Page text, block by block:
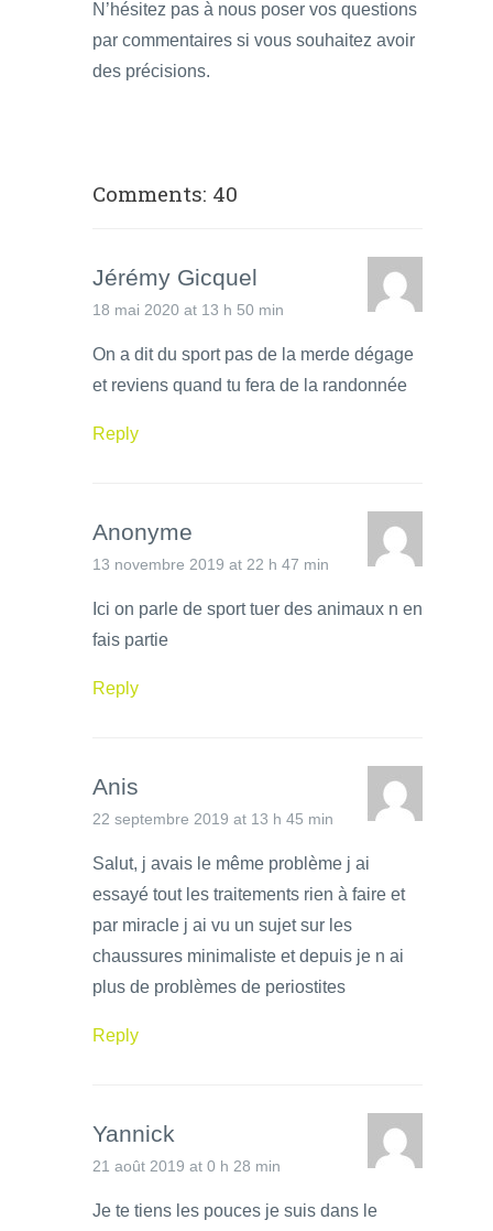
N’hésitez pas à nous poser vos questions
par commentaires si vous souhaitez avoir
des précisions.
Comments: 40
Jérémy Gicquel
18 mai 2020 at 13 h 50 min
On a dit du sport pas de la merde dégage
et reviens quand tu fera de la randonnée
Reply
Anonyme
13 novembre 2019 at 22 h 47 min
Ici on parle de sport tuer des animaux n en
fais partie
Reply
Anis
22 septembre 2019 at 13 h 45 min
Salut, j avais le même problème j ai
essayé tout les traitements rien à faire et
par miracle j ai vu un sujet sur les
chaussures minimaliste et depuis je n ai
plus de problèmes de periostites
Reply
Yannick
21 août 2019 at 0 h 28 min
Je te tiens les pouces je suis dans le